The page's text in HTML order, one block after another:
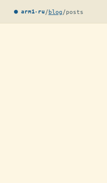
● arm1·ru /blog/posts